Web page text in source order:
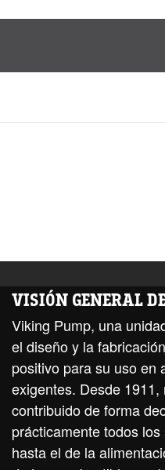
VISIÓN GENERAL
Viking Pump, una
el diseño y la
positivo para su uso en
exigentes. Desde
contribuido de forma
prácticamente todos
hasta el de la